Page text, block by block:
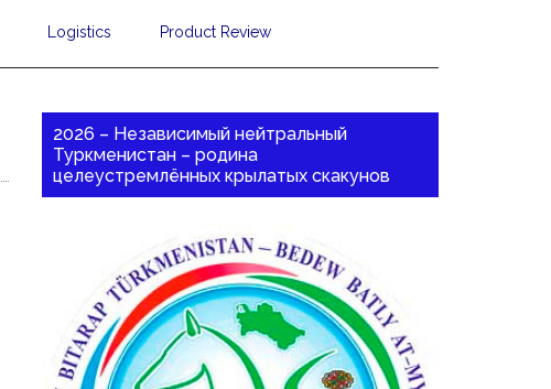
Logistics Product Review
2026 – Независимый нейтральный
Туркменистан – родина
целеустремлённых крылатых скакунов